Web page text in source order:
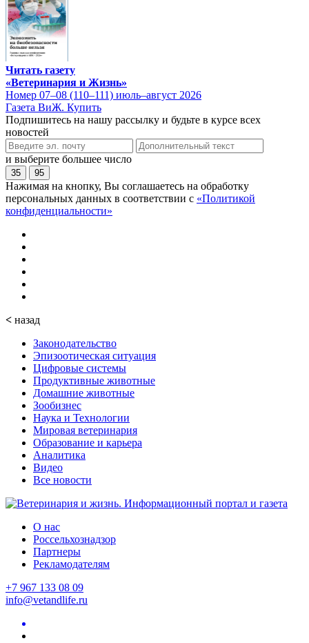
Читать газету
«Ветеринария и Жизнь»
Номер 07–08 (110–111) июль–август 2026
Газета ВиЖ. Купить
Подпишитесь на нашу рассылку и будьте в курсе всех
новостей
и выберите большее число
35 95
Нажимая на кнопку, Вы соглашаетесь на обработку
персональных данных в соответствии с «Политикой
конфиденциальности»
< назад
Законодательство
Эпизоотическая ситуация
Цифровые системы
Продуктивные животные
Домашние животные
Зообизнес
Наука и Технологии
Мировая ветеринария
Образование и карьера
Аналитика
Видео
Все новости
О нас
Россельхознадзор
Партнеры
Рекламодателям
+7 967 133 08 09
info@vetandlife.ru